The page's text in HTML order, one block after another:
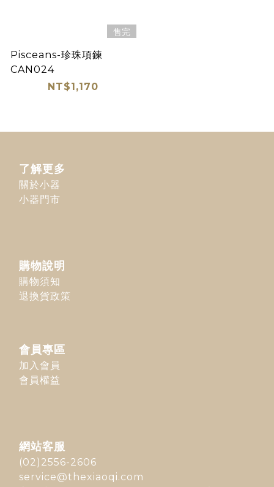
售完
Pisceans-珍珠項鍊
CAN024
NT$1,170
了解更多
關於小器
小器門市
購物說明
購物須知
退換貨政策
會員專區
加入會員
會員權益
網站客服
(02)2556-2606
service@thexiaoqi.com